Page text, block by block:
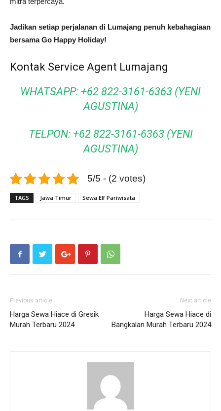
Jadikan setiap perjalanan di Lumajang penuh kebahagiaan
bersama Go Happy Holiday!
Kontak Service Agent Lumajang
WHATSAPP: +62 822-3161-6363 (YENI
AGUSTINA)
TELPON: +62 822-3161-6363 (YENI
AGUSTINA)
5/5 - (2 votes)
TAGS Jawa Timur Sewa Elf Pariwisata
Previous article
Harga Sewa Hiace di Gresik
Murah Terbaru 2024
Next article
Harga Sewa Hiace di
Bangkalan Murah Terbaru 2024